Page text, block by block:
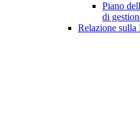
Piano
di
Relazione sulla